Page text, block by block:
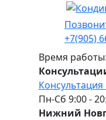
+7(905)
Время работы:
Пн-Сб 9:00 -
Нижний